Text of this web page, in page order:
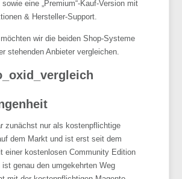
eine „Premium“-Kauf-Version mit
& Hersteller-Support.
wir die beiden Shop-Systeme
stehenden Anbieter vergleichen.
zunächst nur als kostenpflichtige
dem Markt und ist erst seit dem
einer kostenlosen Community Edition
genau den umgekehrten Weg